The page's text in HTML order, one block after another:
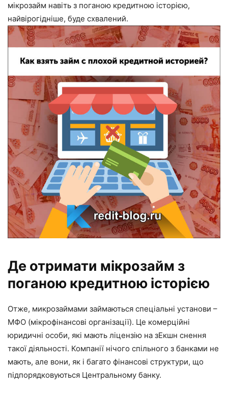
мікрозайм навіть з поганою кредитною історією,
найвірогідніше, буде схвалений.
Де отримати мікрозайм з
поганою кредитною історією
Отже, микрозаймами займаються спеціальні установи –
МФО (мікрофінансові організації). Це комерційні
юридичні особи, які мають ліцензію на зЕкшн снення
такої діяльності. Компанії нічого спільного з банками не
мають, але вони, як і багато фінансові структури, що
підпорядковуються Центральному банку.